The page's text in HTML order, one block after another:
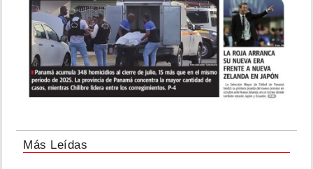
Más Leídas